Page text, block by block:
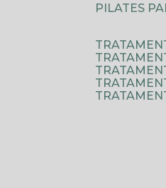
PILATES